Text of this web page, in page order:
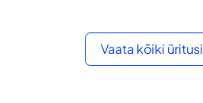
Vaata kõiki üritusi